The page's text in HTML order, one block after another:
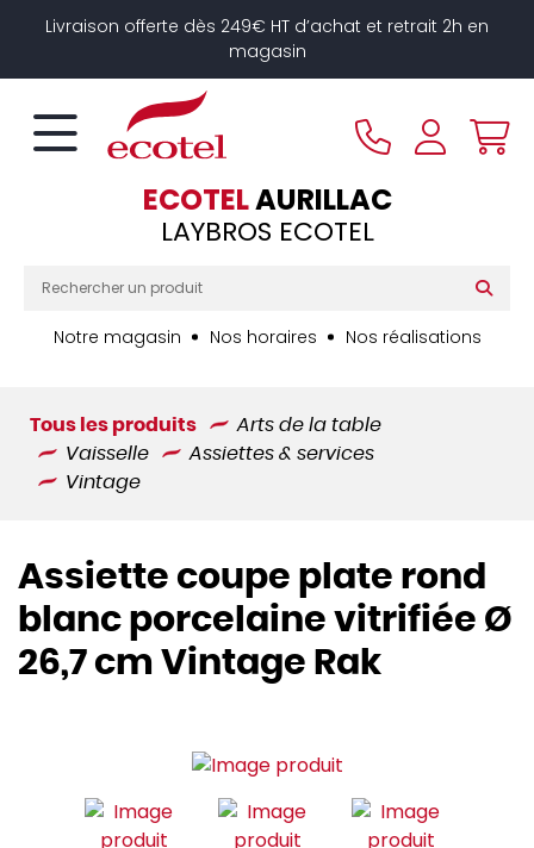
Livraison offerte dès 249€ HT d’achat et retrait 2h en
magasin
ECOTELAURILLAC
LAYBROS ECOTEL
Notre magasin Nos horaires Nos réalisations
Tous les produits
Arts de la table
Vaisselle
Assiettes & services
Vintage
Assiette coupe plate rond
blanc porcelaine vitrifiée Ø
26,7 cm Vintage Rak
Panneau de gestion des cookies